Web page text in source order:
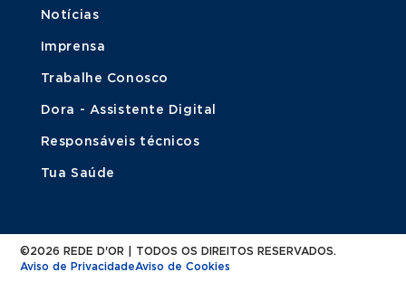
Notícias
Imprensa
Trabalhe Conosco
Dora - Assistente Digital
Responsáveis técnicos
Tua Saúde
©2026 REDE D'OR | TODOS OS DIREITOS RESERVADOS.
Aviso de PrivacidadeAviso de Cookies